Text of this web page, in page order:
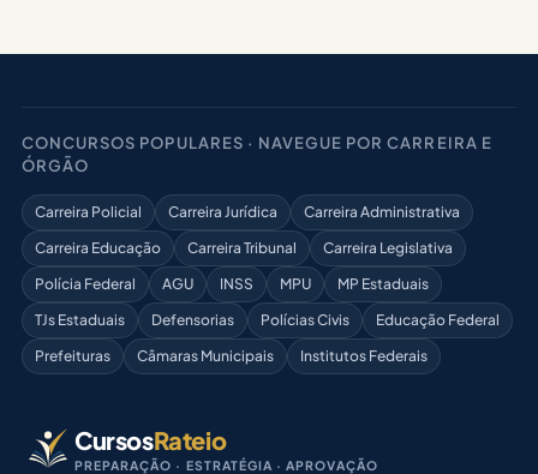
CONCURSOS POPULARES · NAVEGUE POR CARREIRA E
ÓRGÃO
Carreira Policial Carreira Jurídica
Carreira Administrativa
Carreira Educação
Carreira Tribunal
Carreira Legislativa
Polícia Federal
AGU INSS MPU
MP Estaduais
TJs Estaduais
Defensorias Polícias Civis
Educação Federal
Prefeituras
Câmaras Municipais Institutos Federais
CursosRateio
PREPARAÇÃO · ESTRATÉGIA · APROVAÇÃO